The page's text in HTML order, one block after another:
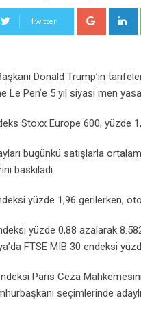
Twitter Google+
Donald Trump’ın
Le Pen’e 5 yıl siyasi men
Stoxx Europe 600, yüzde
bugünkü satışlarla
baskıladı.
yüzde 1,96 gerilerken,
yüzde 0,88 azalarak
FTSE MIB 30 endeksi
Paris Ceza
seçimlerinde